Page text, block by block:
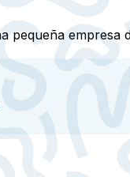
pequeña empresa